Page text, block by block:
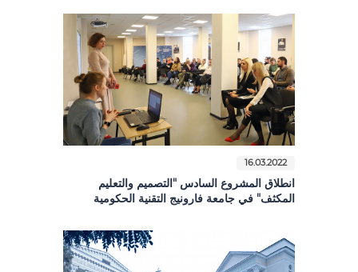
16.03.2022
انطلاق المشروع السادس "التصميم والتعليم
المكثف" في جامعة فارونيج التقنية الحكومية